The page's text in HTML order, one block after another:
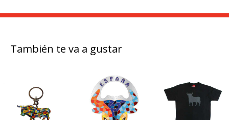
También te va a gustar